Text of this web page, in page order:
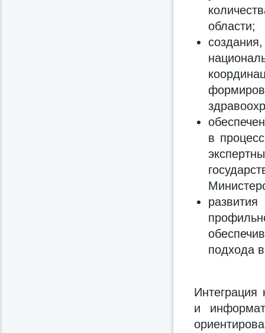
области;
в
подхода
Интеграция
и